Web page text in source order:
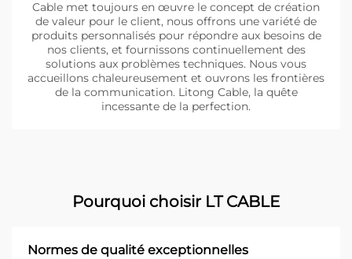
Cable met toujours en œuvre le concept de création
de valeur pour le client, nous offrons une variété de
produits personnalisés pour répondre aux besoins de
nos clients, et fournissons continuellement des
solutions aux problèmes techniques. Nous vous
accueillons chaleureusement et ouvrons les frontières
de la communication. Litong Cable, la quête
incessante de la perfection.
Pourquoi choisir LT CABLE
Normes de qualité exceptionnelles